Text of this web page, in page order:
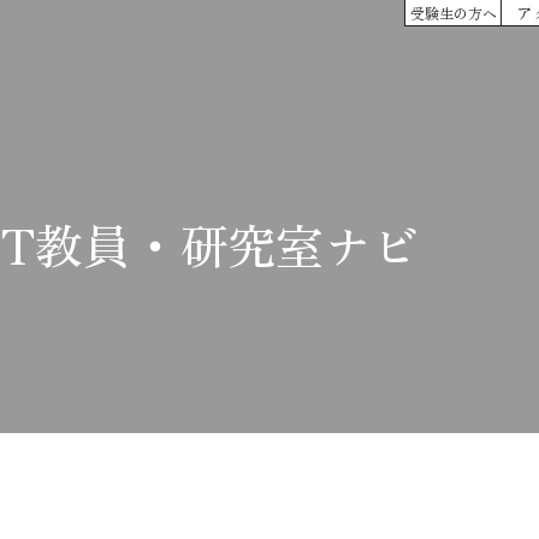
受験生の方へ ア
教員・研究室ナビ